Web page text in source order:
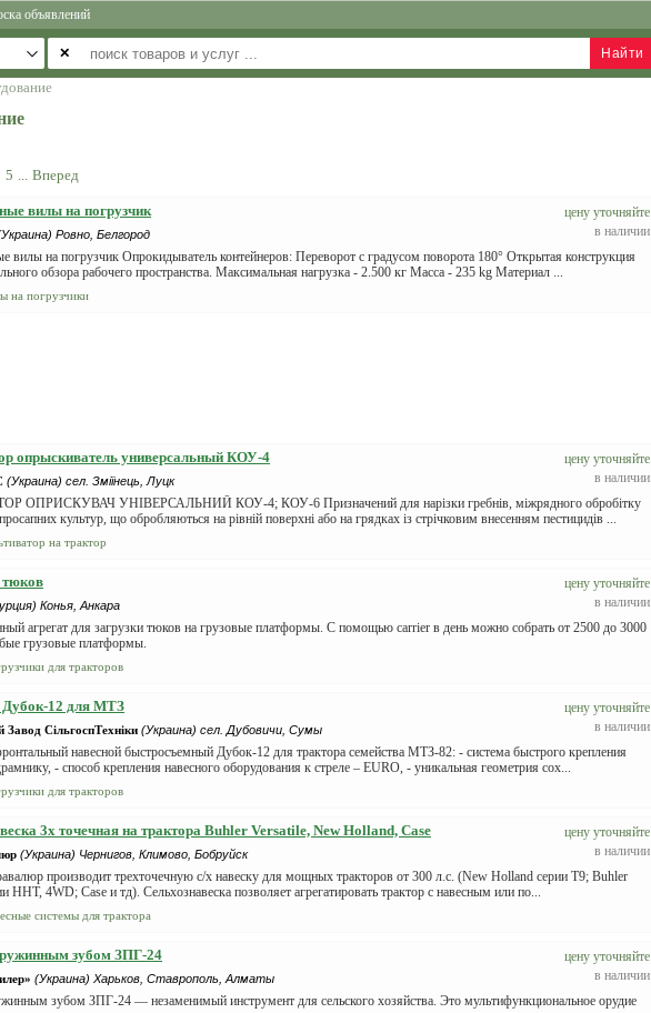
объявлений
✕
5 ... Вперед
цену уточняйте
в наличии
вилы на погрузчик
Ровно, Белгород
вилы на погрузчик Опрокидыватель контейнеров: Переворот с градусом поворота 180° Открытая конструкция
обзора рабочего пространства. Максимальная нагрузка - 2.500 кг Масса - 235 kg Материал ...
на погрузчики
цену уточняйте
в наличии
опрыскиватель универсальный КОУ-4
(Украина) сел. Зміїнець, Луцк
ОПРИСКУВАЧ УНІВЕРСАЛЬНИЙ КОУ-4; КОУ-6 Призначений для нарізки гребнів, міжрядного обробітку
культур, що обробляються на рівній поверхні або на грядках із стрічковим внесенням пестицидів ...
на трактор
цену уточняйте
в наличии
тюков
Конья, Анкара
агрегат для загрузки тюков на грузовые платформы. С помощью carrier в день можно собрать от 2500 до 3000
грузовые платформы.
для тракторов
цену уточняйте
в наличии
Дубок-12 для МТЗ
Завод СільгоспТехніки (Украина) сел. Дубовичи, Сумы
навесной быстросъемный Дубок-12 для трактора семейства МТЗ-82: - система быстрого крепления
- способ крепления навесного оборудования к стреле – EURO, - уникальная геометрия сох...
для тракторов
цену уточняйте
в наличии
3х точечная на трактора Buhler Versatile, New Holland, Case
(Украина) Чернигов, Климово, Бобруйск
производит трехточечную с/х навеску для мощных тракторов от 300 л.с. (New Holland серии Т9; Buhler
HHT, 4WD; Case и тд). Сельхознавеска позволяет агрегатировать трактор с навесным или по...
системы для трактора
цену уточняйте
в наличии
зубом ЗПГ-24
(Украина) Харьков, Ставрополь, Алматы
зубом ЗПГ-24 — незаменимый инструмент для сельского хозяйства. Это мультифункциональное орудие